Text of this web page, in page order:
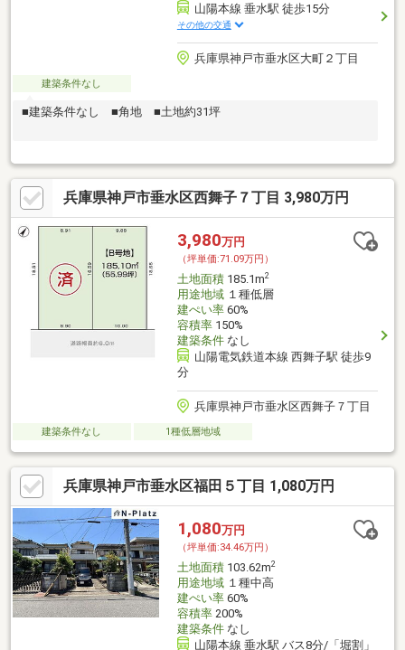
山陽本線 垂水駅 徒歩15分
その他の交通
兵庫県神戸市垂水区大町２丁目
建築条件なし
■建築条件なし ■角地 ■土地約31坪
兵庫県神戸市垂水区西舞子７丁目 3,980万円
3,980万円
（坪単価:71.09万円）
土地面積185.1m2
用途地域１種低層
建ぺい率60%
容積率150%
建築条件なし
山陽電気鉄道本線 西舞子駅 徒歩9
分
兵庫県神戸市垂水区西舞子７丁目
建築条件なし 1種低層地域
兵庫県神戸市垂水区福田５丁目 1,080万円
1,080万円
（坪単価:34.46万円）
土地面積103.62m2
用途地域１種中高
建ぺい率60%
容積率200%
建築条件なし
山陽本線 垂水駅 バス8分/「堀割」